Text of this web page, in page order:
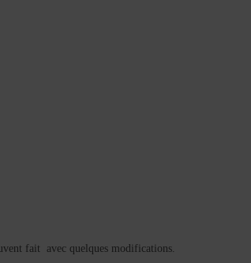
fait avec quelques modifications.